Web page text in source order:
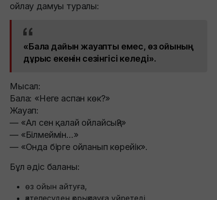
ойлау дамуы туралы:
«Бала дайын жауапты емес, өз ойының
дұрыс екенін сезінгісі келеді».
Мысал:
Бала: «Неге аспан көк?»
Жауап:
— «Ал сен қалай ойлайсың?»
— «Білмеймін…»
— «Онда бірге ойланып көрейік».
Бұл әдіс баланы:
өз ойын айтуға,